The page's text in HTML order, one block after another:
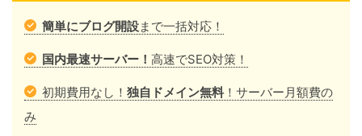
簡単にブログ開設まで一括対応！
国内最速サーバー！ 高速でSEO対策！
初期費用なし！ 独自ドメイン無料 ！サーバー月額費の
み